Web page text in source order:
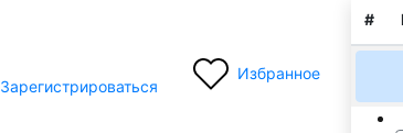
Зарегистрироваться
Избранное
#